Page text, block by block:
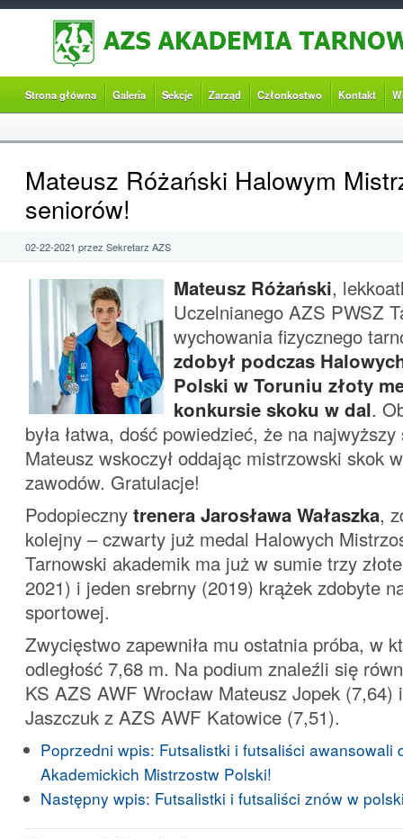
Strona główna Galeria Sekcje Zarząd Członkostwo Kontakt
Mateusz Różański Halowym
seniorów!
02-22-2021 przez Sekretarz AZS
Mateusz Różański,
Uczelnianego AZS PWSZ
wychowania fizycznego
zdobył podczas
Polski w Toruniu złoty
konkursie skoku w dal.
była łatwa, dość powiedzieć, że na
Mateusz wskoczył oddając mistrzowski skok
zawodów. Gratulacje!
Podopieczny trenera Jarosława Wałaszka,
kolejny – czwarty już medal Halowych
Tarnowski akademik ma już w sumie trzy
2021) i jeden srebrny (2019) krążek zdobyte
sportowej.
Zwycięstwo zapewniła mu ostatnia próba, w
odległość 7,68 m. Na podium znaleźli się
KS AZS AWF Wrocław Mateusz Jopek (7,64)
Jaszczuk z AZS AWF Katowice (7,51).
Poprzedni wpis: Futsalistki i futsaliści awansowali
Akademickich Mistrzostw Polski!
Następny wpis: Futsalistki i futsaliści znów w